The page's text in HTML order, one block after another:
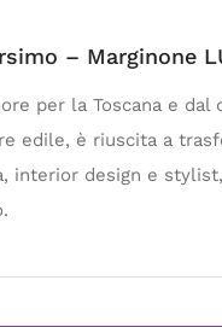
– Marginone
per la Toscana e
edile, è riuscita a
interior design e